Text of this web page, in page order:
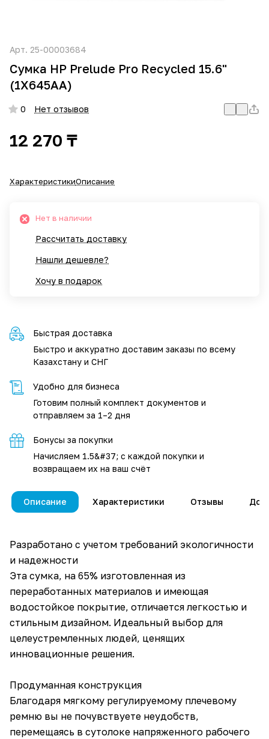
Арт. 25-00003684
Сумка HP Prelude Pro Recycled 15.6"
(1X645AA)
0 Нет отзывов
12 270 ₸
ХарактеристикиОписание
Нет в наличии
Рассчитать доставку
Нашли дешевле?
Хочу в подарок
Быстрая доставка
Быстро и аккуратно доставим заказы по всему
Казахстану и СНГ
Удобно для бизнеса
Готовим полный комплект документов и
отправляем за 1–2 дня
Бонусы за покупки
Начисляем 1.5&#37; с каждой покупки и
возвращаем их на ваш счёт
Описание Характеристики Отзывы
Разработано с учетом требований экологичности
и надежности
Эта сумка, на 65% изготовленная из
переработанных материалов и имеющая
водостойкое покрытие, отличается легкостью и
стильным дизайном. Идеальный выбор для
целеустремленных людей, ценящих
инновационные решения.
Продуманная конструкция
Благодаря мягкому регулируемому плечевому
ремню вы не почувствуете неудобств,
перемещаясь в сутолоке напряженного рабочего